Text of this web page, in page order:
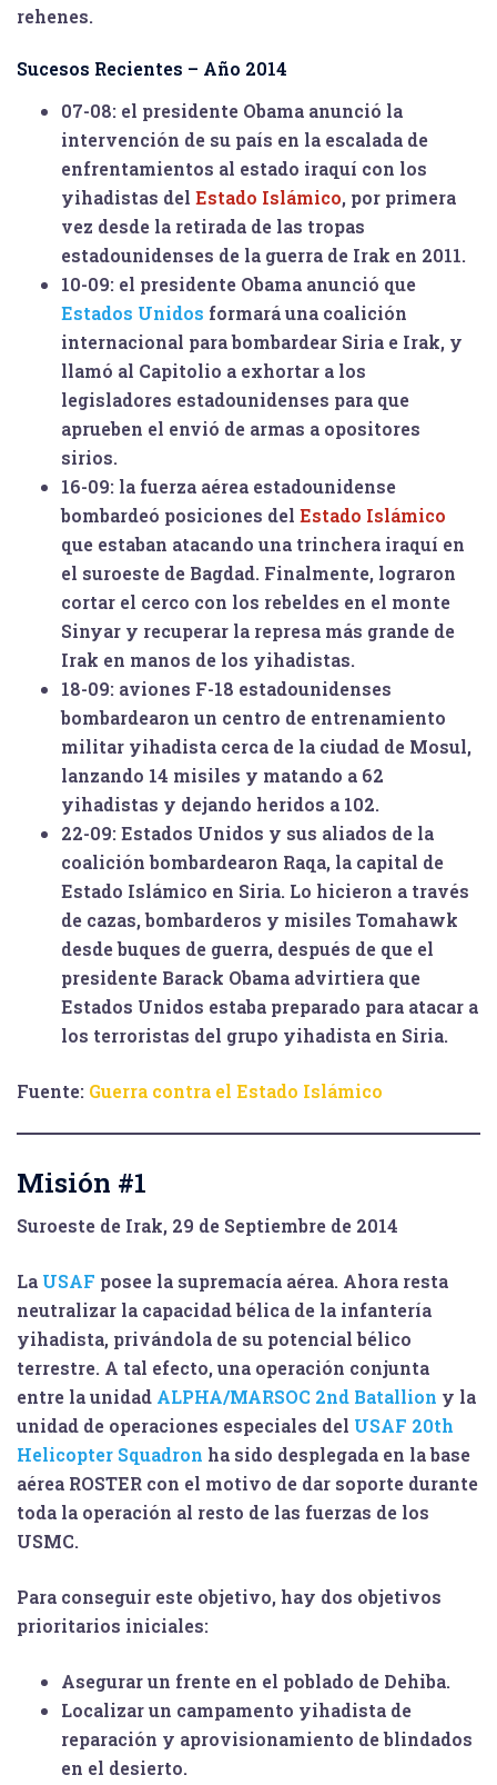
rehenes.
Sucesos Recientes – Año 2014
07-08: el presidente Obama anunció la
intervención de su país en la escalada de
enfrentamientos al estado iraquí con los
yihadistas del Estado Islámico, por primera
vez desde la retirada de las tropas
estadounidenses de la guerra de Irak en 2011.
10-09: el presidente Obama anunció que
Estados Unidos formará una coalición
internacional para bombardear Siria e Irak, y
llamó al Capitolio a exhortar a los
legisladores estadounidenses para que
aprueben el envió de armas a opositores
sirios.
16-09: la fuerza aérea estadounidense
bombardeó posiciones del Estado Islámico
que estaban atacando una trinchera iraquí en
el suroeste de Bagdad. Finalmente, lograron
cortar el cerco con los rebeldes en el monte
Sinyar y recuperar la represa más grande de
Irak en manos de los yihadistas.
18-09: aviones F-18 estadounidenses
bombardearon un centro de entrenamiento
militar yihadista cerca de la ciudad de Mosul,
lanzando 14 misiles y matando a 62
yihadistas y dejando heridos a 102.
22-09:Estados Unidos y sus aliados de la
coalición bombardearon Raqa, la capital de
Estado Islámico en Siria. Lo hicieron a través
de cazas, bombarderos y misiles Tomahawk
desde buques de guerra, después de que el
presidente Barack Obama advirtiera que
Estados Unidos estaba preparado para atacar a
los terroristas del grupo yihadista en Siria.
Fuente: Guerra contra el Estado Islámico
Misión #1
Suroeste de Irak, 29 de Septiembre de 2014
La USAF posee la supremacía aérea. Ahora resta
neutralizar la capacidad bélica de la infantería
yihadista, privándola de su potencial bélico
terrestre. A tal efecto, una operación conjunta
entre la unidad ALPHA/MARSOC 2nd Batallion y la
unidad de operaciones especiales del USAF 20th
Helicopter Squadron ha sido desplegada en la base
aérea ROSTER con el motivo de dar soporte durante
toda la operación al resto de las fuerzas de los
USMC.
Para conseguir este objetivo, hay dos objetivos
prioritarios iniciales:
Asegurar un frente en el poblado de Dehiba.
Localizar un campamento yihadista de
reparación y aprovisionamiento de blindados
en el desierto.